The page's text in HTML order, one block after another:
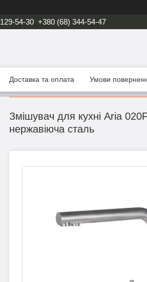
54-30 +380 (68) 344-54-47
Доставка та оплата Умови
Змішувач для кухні Aria
нержавіюча сталь